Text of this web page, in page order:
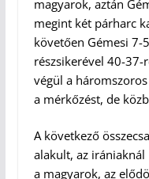
magyarok, aztán
megint két párharc
követően Gémesi 7-
részsikerével 40-
végül a
a mérkőzést, de
A következő
alakult, az
a magyarok, az